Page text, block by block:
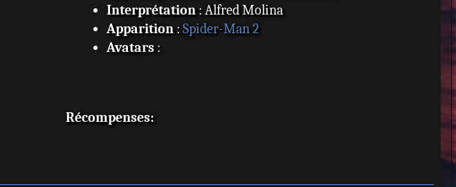
Interprétation: Alfred Molina
Apparition: Spider-Man 2
Avatars:
Récompenses: